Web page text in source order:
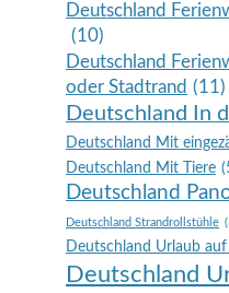
Deutschland
(10)
Deutschland
oder Stadtrand (11)
Deutschland In
Deutschland Mit
Deutschland Mit Tiere
Deutschland
Deutschland Strandrollstühle
Deutschland Urlaub
Deutschland